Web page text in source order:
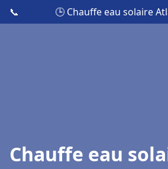
📞 🕒 Chauffe eau solaire
Chauffe eau